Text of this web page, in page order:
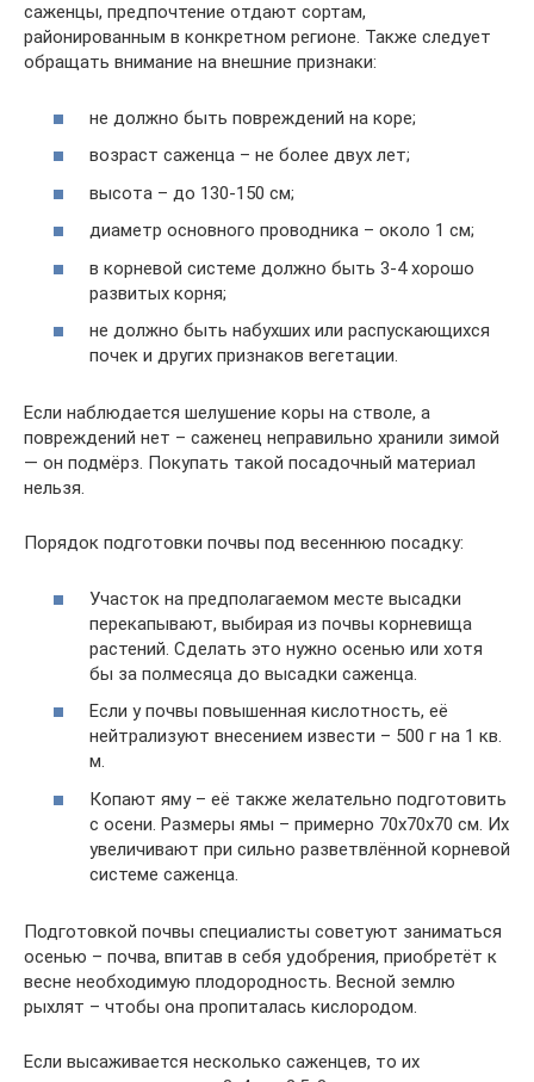
саженцы, предпочтение отдают сортам,
районированным в конкретном регионе. Также следует
обращать внимание на внешние признаки:
не должно быть повреждений на коре;
возраст саженца – не более двух лет;
высота – до 130-150 см;
диаметр основного проводника – около 1 см;
в корневой системе должно быть 3-4 хорошо
развитых корня;
не должно быть набухших или распускающихся
почек и других признаков вегетации.
Если наблюдается шелушение коры на стволе, а
повреждений нет – саженец неправильно хранили зимой
— он подмёрз. Покупать такой посадочный материал
нельзя.
Порядок подготовки почвы под весеннюю посадку:
Участок на предполагаемом месте высадки
перекапывают, выбирая из почвы корневища
растений. Сделать это нужно осенью или хотя
бы за полмесяца до высадки саженца.
Если у почвы повышенная кислотность, её
нейтрализуют внесением извести – 500 г на 1 кв.
м.
Копают яму – её также желательно подготовить
с осени. Размеры ямы – примерно 70х70х70 см. Их
увеличивают при сильно разветвлённой корневой
системе саженца.
Подготовкой почвы специалисты советуют заниматься
осенью – почва, впитав в себя удобрения, приобретёт к
весне необходимую плодородность. Весной землю
рыхлят – чтобы она пропиталась кислородом.
Если высаживается несколько саженцев, то их